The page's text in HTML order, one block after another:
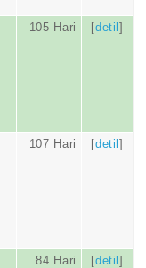
105 Hari [detil]
107 Hari [detil]
84 Hari [detil]